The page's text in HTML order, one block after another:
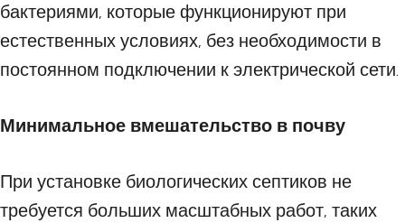
бактериями, которые функционируют при
естественных условиях, без необходимости в
постоянном подключении к электрической сети.
Минимальное вмешательство в почву
При установке биологических септиков не
требуется больших масштабных работ, таких